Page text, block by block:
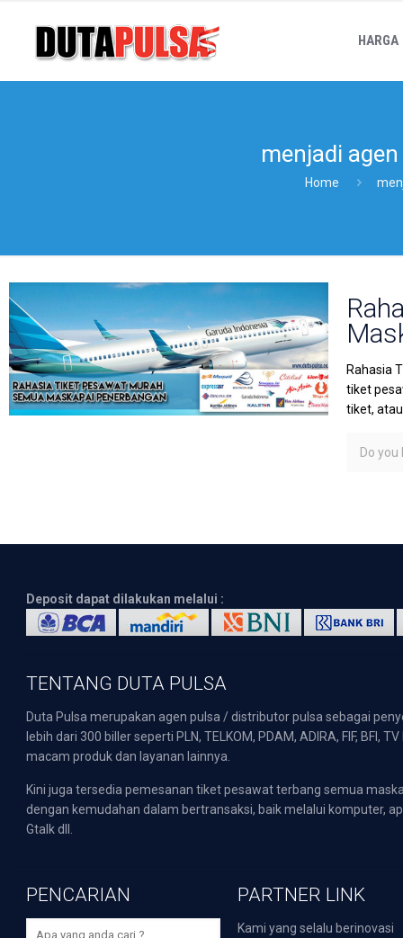
HARGA
menjadi
Home
Rahasia
tiket
tiket,
Do you
Deposit dapat dilakukan melalui :
TENTANG DUTA PULSA
Duta Pulsa merupakan agen pulsa / distributor pulsa sebagai
lebih dari 300 biller seperti PLN, TELKOM, PDAM, ADIRA, FIF,
macam produk dan layanan lainnya.
Kini juga tersedia pemesanan tiket pesawat terbang semua
dengan kemudahan dalam bertransaksi, baik melalui komputer,
Gtalk dll.
PENCARIAN PARTNER LINK
Kami yang selalu berinovasi